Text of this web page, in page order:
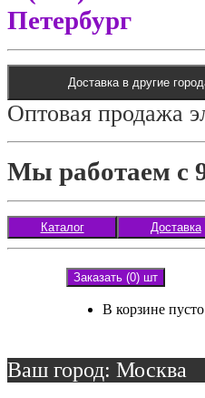
Петербург
Доставка в другие
Оптовая продажа
Мы работаем с
Каталог Доставка
Заказать (0) шт
В корзине
Ваш город: Москва